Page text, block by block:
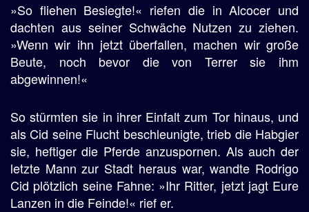
»So fliehen Besiegte!« riefen die in Alcocer und
dachten aus seiner Schwäche Nutzen zu ziehen.
»Wenn wir ihn jetzt überfallen, machen wir große
Beute, noch bevor die von Terrer sie ihm
abgewinnen!«
So stürmten sie in ihrer Einfalt zum Tor hinaus, und
als Cid seine Flucht beschleunigte, trieb die Habgier
sie, heftiger die Pferde anzuspornen. Als auch der
letzte Mann zur Stadt heraus war, wandte Rodrigo
Cid plötzlich seine Fahne: »Ihr Ritter, jetzt jagt Eure
Lanzen in die Feinde!« rief er.